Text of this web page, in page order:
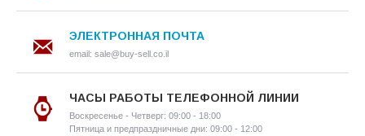
ЭЛЕКТРОННАЯ ПОЧТА
email: sale@buy-sell.co.il
ЧАСЫ РАБОТЫ ТЕЛЕФОННОЙ ЛИНИИ
Воскресенье - Четверг: 09:00 - 18:00
Пятница и предпраздничные дни: 09:00 - 12:00